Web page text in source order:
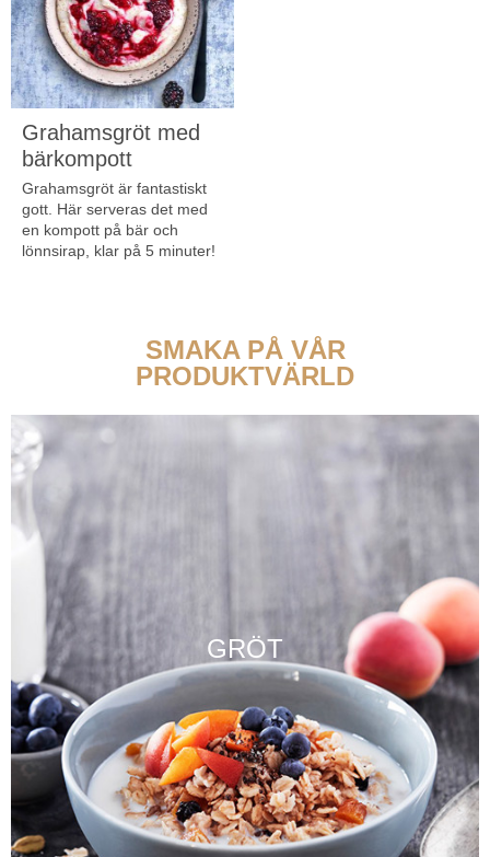
Grahamsgröt med
bärkompott
Grahamsgröt är fantastiskt
gott. Här serveras det med
en kompott på bär och
lönnsirap, klar på 5 minuter!
SMAKA PÅ VÅR
PRODUKTVÄRLD
GRÖT